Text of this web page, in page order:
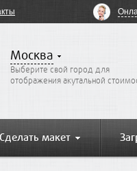
Москва
Выберите свой город для
отображения акутальной
Сделать макет